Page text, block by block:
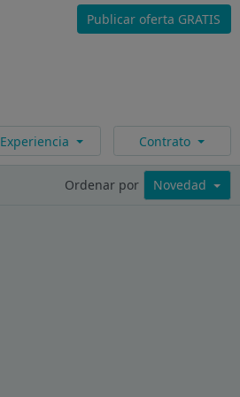
Publicar oferta GRATIS
Experiencia Contrato
Ordenar por Novedad